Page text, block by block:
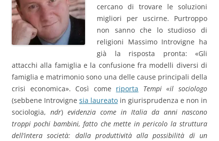
cercano di trovare le soluzioni
migliori per uscirne. Purtroppo
non sanno che lo studioso di
religioni Massimo Introvigne ha
già la risposta pronta: «Gli
attacchi alla famiglia e la confusione fra modelli diversi di
famiglia e matrimonio sono una delle cause principali della
crisi economica». Così come riporta Tempi «il sociologo
(sebbene Introvigne sia laureato in giurisprudenza e non in
sociologia, ndr) evidenzia come in Italia da anni nascono
troppi pochi bambini, fatto che mette in pericolo la struttura
dell’intera società: dalla produttività alla possibilità di un